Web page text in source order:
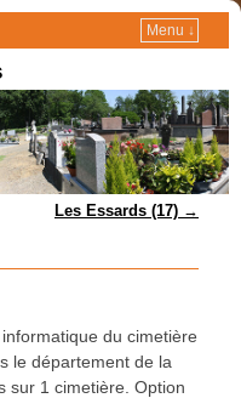
Menu ↓
Les Essards (17) →
du cimetière
le département de la
sur 1 cimetière. Option